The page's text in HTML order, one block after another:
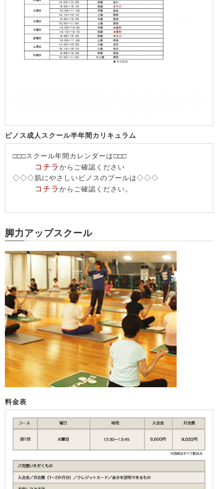
ピノス成人スクール半年間カリキュラム
□□□スクール年間カレンダーは□□□
コチラからご確認ください
◇◇◇肌にやさしいピノスのプールは◇◇◇
コチラからご確認ください。
脚力アップスクール
料金表